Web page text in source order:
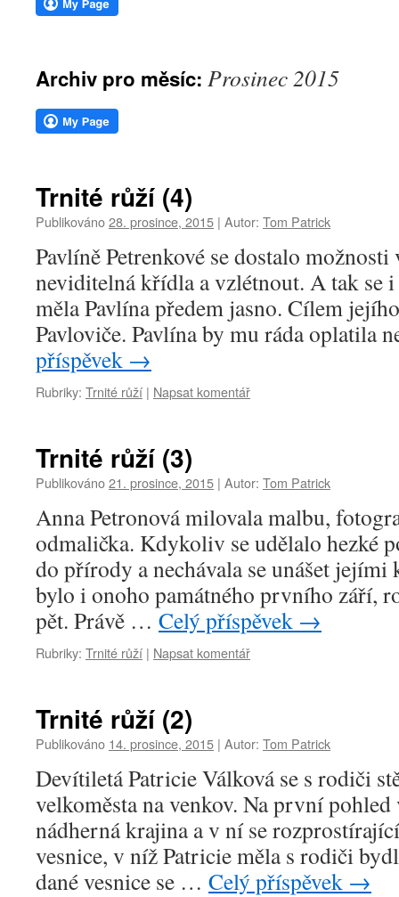
webu
Archiv pro měsíc: Prosinec 2015
Trnité růží (4)
Publikováno28. prosince, 2015 | Autor: Tom Patrick
Pavlíně Petrenkové se dostalo
neviditelná křídla a vzlétnout. A tak se
měla Pavlína předem jasno. Cílem
Pavloviče. Pavlína by mu ráda oplatila
příspěvek →
Rubriky: Trnité růží | Napsat komentář
Trnité růží (3)
Publikováno21. prosince, 2015 | Autor: Tom Patrick
Anna Petronová milovala malbu,
odmalička. Kdykoliv se udělalo hezké
do přírody a nechávala se unášet
bylo i onoho památného prvního září,
pět. Právě … Celý příspěvek →
Rubriky: Trnité růží | Napsat komentář
Trnité růží (2)
Publikováno 14. prosince, 2015 | Autor: Tom Patrick
Devítiletá Patricie Válková se s rodiči
velkoměsta na venkov. Na první
nádherná krajina a v ní se
vesnice, v níž Patricie měla s rodiči
dané vesnice se … Celý příspěvek →